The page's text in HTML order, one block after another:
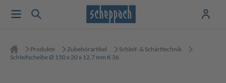
Produkte Zubehörartikel
Schleif- & Schärftechnik
Schleifscheibe Ø 150 x 20 x 12,7 mm K 36